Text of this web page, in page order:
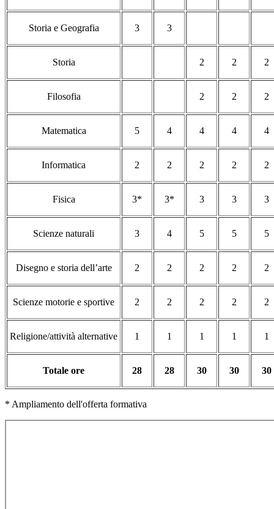
Storia e Geografia 3 3
Storia 2 2 2
Filosofia 2 2 2
Matematica 5 4 4 4 4
Informatica 2 2 2 2 2
Fisica 3* 3* 3 3 3
Scienze naturali 3 4 5 5 5
Disegno e storia dell’arte 2 2 2 2 2
Scienze motorie e sportive 2 2 2 2 2
Religione/attività alternative 1 1 1 1 1
Totale ore 28 28 30 30 30
* Ampliamento dell'offerta formativa